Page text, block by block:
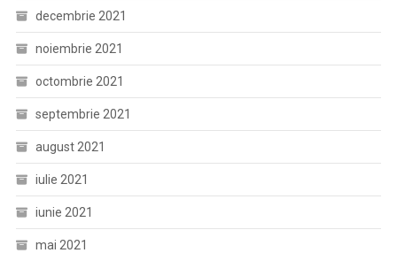
decembrie 2021
noiembrie 2021
octombrie 2021
septembrie 2021
august 2021
iulie 2021
iunie 2021
mai 2021